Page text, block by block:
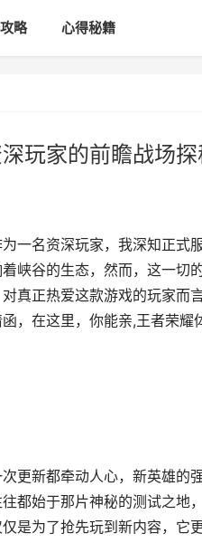
略 心得秘籍
玩家的前瞻战场探
一名资深玩家，我深知正式
峡谷的生态，然而，这一切
真正热爱这款游戏的玩家而
，在这里，你能亲,王者荣
更新都牵动人心，新英雄的
都始于那片神秘的测试之地
是为了抢先玩到新内容，它